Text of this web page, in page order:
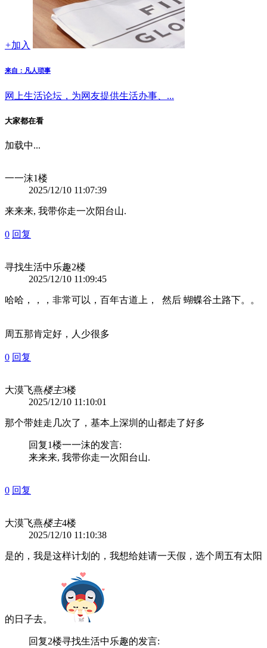
+加入
来自：凡人琐事
网上生活论坛，为网友提供生活办事、...
大家都在看
加载中...
一一沫1楼
2025/12/10 11:07:39
来来来, 我带你走一次阳台山.
0 回复
寻找生活中乐趣2楼
2025/12/10 11:09:45
哈哈，，，非常可以，百年古道上， 然后 蝴蝶谷土路下。。
周五那肯定好，人少很多
0 回复
大漠飞燕楼主3楼
2025/12/10 11:10:01
那个带娃走几次了，基本上深圳的山都走了好多
回复1楼一一沫的发言:
来来来, 我带你走一次阳台山.
0 回复
大漠飞燕楼主4楼
2025/12/10 11:10:38
是的，我是这样计划的，我想给娃请一天假，选个周五有太阳
的日子去。
回复2楼寻找生活中乐趣的发言: